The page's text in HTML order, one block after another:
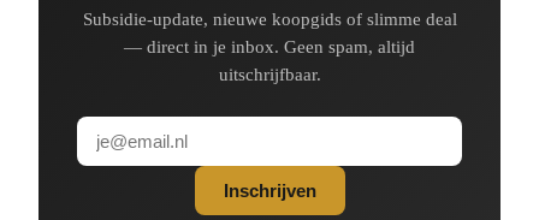
Subsidie-update, nieuwe koopgids of slimme deal
— direct in je inbox. Geen spam, altijd
uitschrijfbaar.
Inschrijven